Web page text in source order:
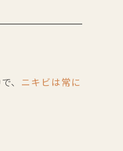
、 ニキビは常に